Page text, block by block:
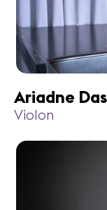
Ariadne
Violon